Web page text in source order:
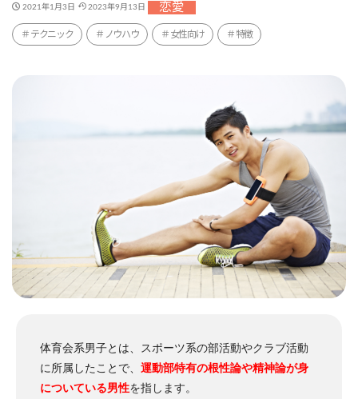
2021年1月3日 2023年9月13日 恋愛
テクニック ノウハウ 女性向け 特徴
体育会系男子とは、スポーツ系の部活動やクラブ活動
に所属したことで、 運動部特有の根性論や精神論が身
についている男性を指します。